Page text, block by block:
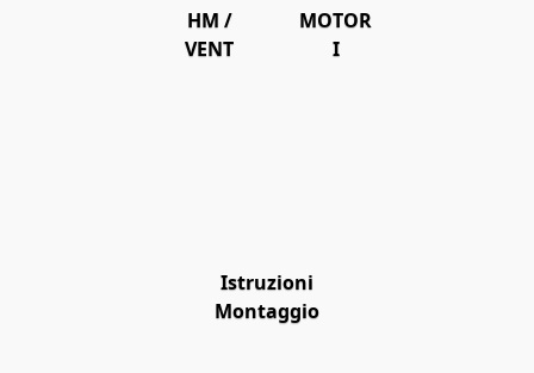
HM /
VENT
MOTOR
I
Istruzioni
Montaggio